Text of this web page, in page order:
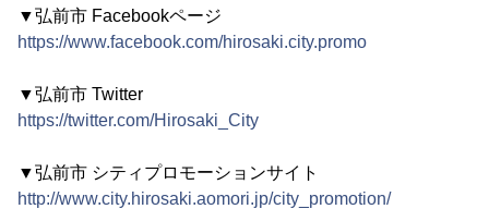
▼弘前市 Facebookページ
https://www.facebook.com/hirosaki.city.promo
▼弘前市 Twitter
https://twitter.com/Hirosaki_City
▼弘前市 シティプロモーションサイト
http://www.city.hirosaki.aomori.jp/city_promotion/